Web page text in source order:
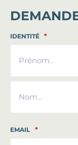
IDENTITÉ *
Prénom
EMAIL *